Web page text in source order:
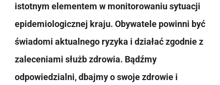
istotnym elementem w monitorowaniu sytuacji
epidemiologicznej kraju. Obywatele powinni być
świadomi aktualnego ryzyka i działać zgodnie z
zaleceniami służb zdrowia. Bądźmy
odpowiedzialni, dbajmy o swoje zdrowie i